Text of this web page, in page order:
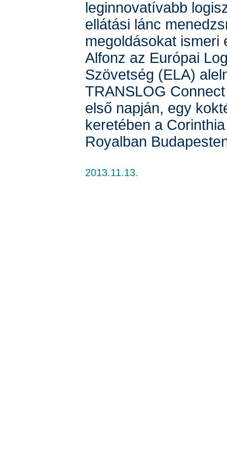
leginnovatívabb
ellátási lánc
megoldásokat ismeri
Alfonz az Európai
Szövetség (ELA)
TRANSLOG
első napján, egy
keretében a
Royalban
2013.11.13.